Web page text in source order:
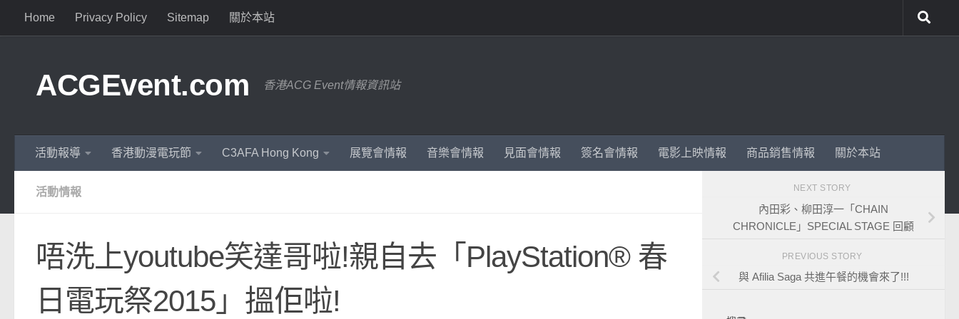
Home Privacy Policy Sitemap 關於本站
ACGEvent.com 香港ACG Event情報資訊站
活動報導 香港動漫電玩節 C3AFA Hong Kong 展覽會情報 音樂會情報 見面會情報 簽名會情報 電影上映情報 商品銷售情報 關於本站
活動情報
唔洗上youtube笑達哥啦!親自去「PlayStation® 春
日電玩祭2015」搵佢啦!
NEXT STORY
內田彩、柳田淳一「CHAIN
CHRONICLE」SPECIAL STAGE 回顧
PREVIOUS STORY
與 Afilia Saga 共進午餐的機會來了!!!